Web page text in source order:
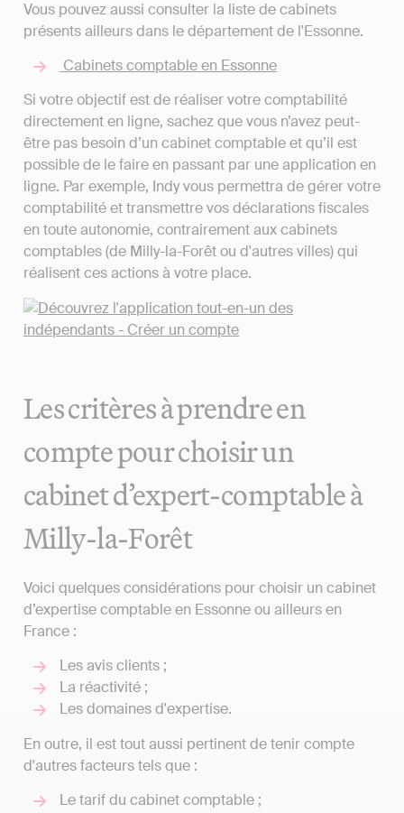
Vous pouvez aussi consulter la liste de cabinets
présents ailleurs dans le département de l'Essonne.
Cabinets comptable en Essonne
Si votre objectif est de réaliser votre comptabilité
directement en ligne, sachez que vous n’avez peut-
être pas besoin d’un cabinet comptable et qu’il est
possible de le faire en passant par une application en
ligne. Par exemple, Indy vous permettra de gérer votre
comptabilité et transmettre vos déclarations fiscales
en toute autonomie, contrairement aux cabinets
comptables (de Milly-la-Forêt ou d'autres villes) qui
réalisent ces actions à votre place.
Les critères à prendre en
compte pour choisir un
cabinet d’expert-comptable à
Milly-la-Forêt
Voici quelques considérations pour choisir un cabinet
d’expertise comptable en Essonne ou ailleurs en
France :
Les avis clients ;
La réactivité ;
Les domaines d'expertise.
En outre, il est tout aussi pertinent de tenir compte
d'autres facteurs tels que :
Le tarif du cabinet comptable ;